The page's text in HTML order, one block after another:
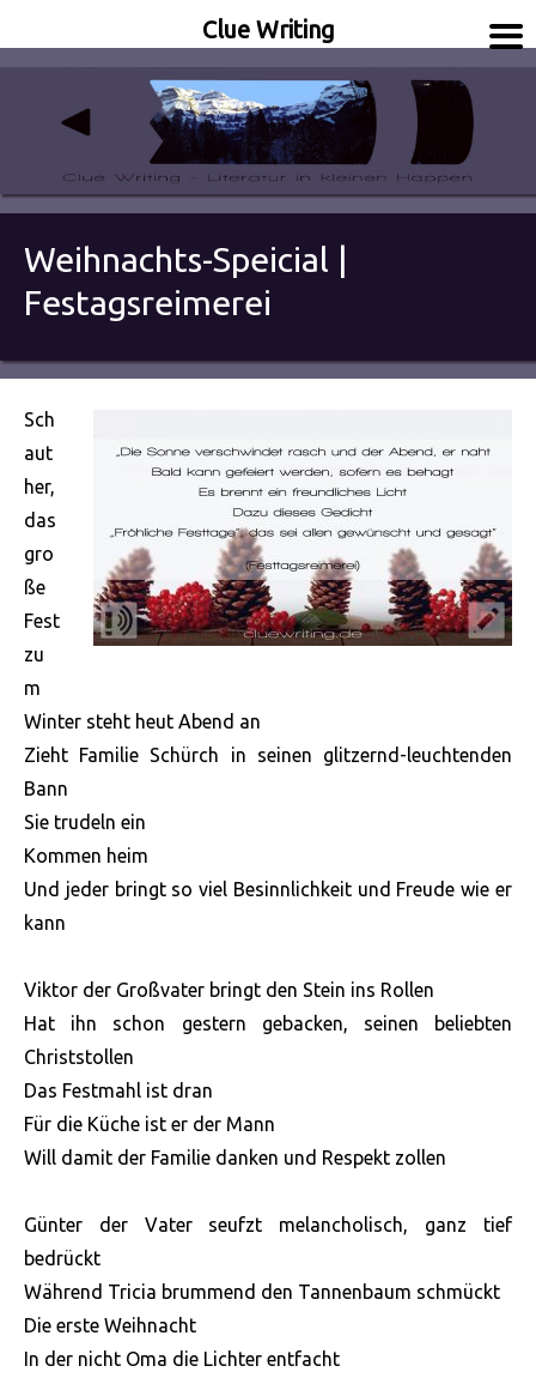
Clue Writing
Weihnachts-Speicial |
Festagsreimerei
Sch
aut
her,
das
gro
ße
Fest
zu
m
Winter steht heut Abend an
Zieht Familie Schürch in seinen glitzernd-leuchtenden
Bann
Sie trudeln ein
Kommen heim
Und jeder bringt so viel Besinnlichkeit und Freude wie er
kann
Viktor der Großvater bringt den Stein ins Rollen
Hat ihn schon gestern gebacken, seinen beliebten
Christstollen
Das Festmahl ist dran
Für die Küche ist er der Mann
Will damit der Familie danken und Respekt zollen
Günter der Vater seufzt melancholisch, ganz tief
bedrückt
Während Tricia brummend den Tannenbaum schmückt
Die erste Weihnacht
In der nicht Oma die Lichter entfacht
Clue Writing